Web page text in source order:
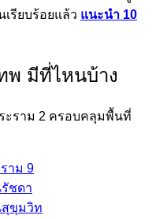
เรียบร้อยแล้ว แนะนำ 10
พ มีที่ไหนบ้าง
ะราม 2 ครอบคลุมพื้นที่
าม 9
ชดา
สุขุมวิท